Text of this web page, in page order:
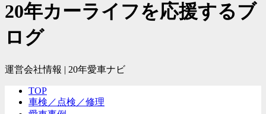
20年カーライフを応援するブ
ログ
運営会社情報 | 20年愛車ナビ
TOP
車検／点検／修理